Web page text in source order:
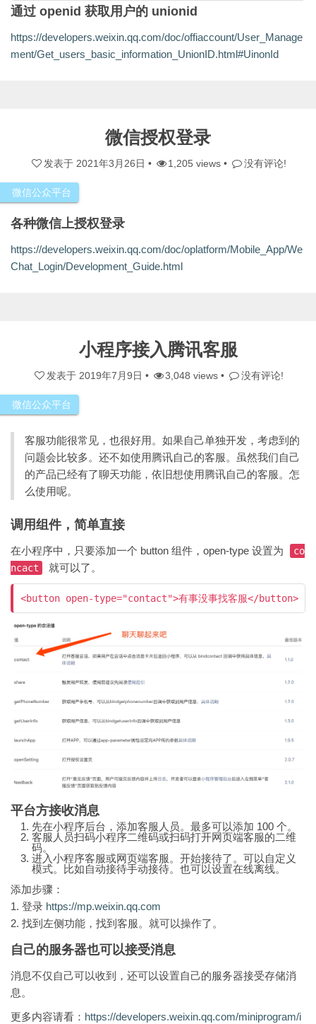
通过 openid 获取用户的 unionid
https://developers.weixin.qq.com/doc/offiaccount/User_Manage
ment/Get_users_basic_information_UnionID.html#UinonId
微信授权登录
发表于 2021年3月26日 • 1,205 views • 没有评论!
微信公众平台
各种微信上授权登录
https://developers.weixin.qq.com/doc/oplatform/Mobile_App/We
Chat_Login/Development_Guide.html
小程序接入腾讯客服
发表于 2019年7月9日 • 3,048 views • 没有评论!
微信公众平台
客服功能很常见，也很好用。如果自己单独开发，考虑到的
问题会比较多。还不如使用腾讯自己的客服。虽然我们自己
的产品已经有了聊天功能，依旧想使用腾讯自己的客服。怎
么使用呢。
调用组件，简单直接
在小程序中，只要添加一个 button 组件，open-type 设置为
co
ncact
就可以了。
平台方接收消息
先在小程序后台，添加客服人员。最多可以添加 100 个。
客服人员扫码小程序二维码或扫码打开网页端客服的二维
码。
进入小程序客服或网页端客服。开始接待了。可以自定义
模式。比如自动接待手动接待。也可以设置在线离线。
添加步骤：
1. 登录 https://mp.weixin.qq.com
2. 找到左侧功能，找到客服。就可以操作了。
自己的服务器也可以接受消息
消息不仅自己可以收到，还可以设置自己的服务器接受存储消
息。
更多内容请看： https://developers.weixin.qq.com/miniprogram/i